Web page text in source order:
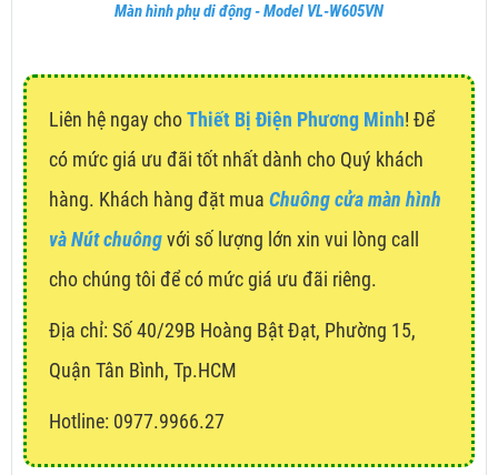
Màn hình phụ di động - Model VL-W605VN
Liên hệ ngay choThiết Bị Điện Phương Minh! Để
có mức giá ưu đãi tốt nhất dành cho Quý khách
hàng. Khách hàng đặt mua Chuông cửa màn hình
và Nút chuôngvới số lượng lớn xin vui lòng call
cho chúng tôi để có mức giá ưu đãi riêng.
Địa chỉ: Số 40/29B Hoàng Bật Đạt, Phường 15,
Quận Tân Bình, Tp.HCM
Hotline: 0977.9966.27